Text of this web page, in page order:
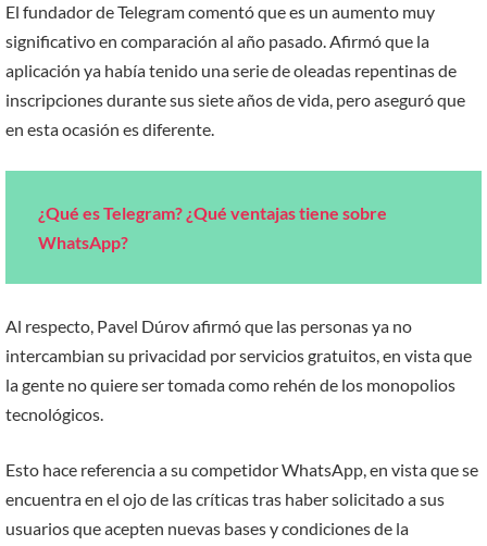
El fundador de Telegram comentó que es un aumento muy
significativo en comparación al año pasado. Afirmó que la
aplicación ya había tenido una serie de oleadas repentinas de
inscripciones durante sus siete años de vida, pero aseguró que
en esta ocasión es diferente.
¿Qué es Telegram? ¿Qué ventajas tiene sobre
WhatsApp?
Al respecto, Pavel Dúrov afirmó que las personas ya no
intercambian su privacidad por servicios gratuitos, en vista que
la gente no quiere ser tomada como rehén de los monopolios
tecnológicos.
Esto hace referencia a su competidor WhatsApp, en vista que se
encuentra en el ojo de las críticas tras haber solicitado a sus
usuarios que acepten nuevas bases y condiciones de la